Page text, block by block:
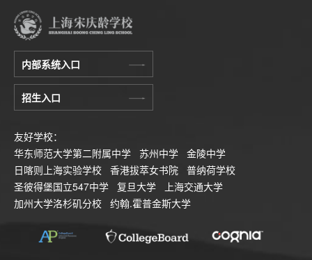
内部系统入口
招生入口
友好学校：
华东师范大学第二附属中学 苏州中学 金陵中学
日喀则上海实验学校 香港拔萃女书院 普纳荷学校
圣彼得堡国立547中学 复旦大学
上海交通大学
加州大学洛杉矶分校 约翰.霍普金斯大学